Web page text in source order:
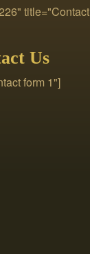
title="Contact
Us
form 1"]